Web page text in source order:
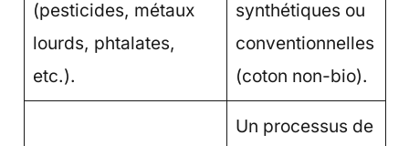
(pesticides, métaux
lourds, phtalates,
etc.).
synthétiques ou
conventionnelles
(coton non-bio).
Un processus de